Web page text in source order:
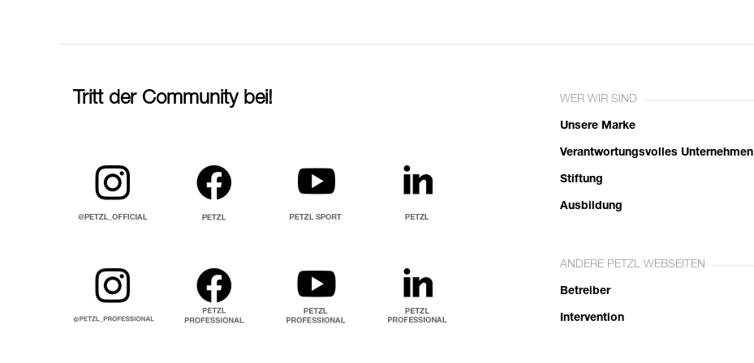
Tritt der Community bei! WER WIR SIND
Unsere Marke
Verantwortungsvolles Unternehmen
Stiftung
Ausbildung
ANDERE PETZL WEBSEITEN
Betreiber
Intervention